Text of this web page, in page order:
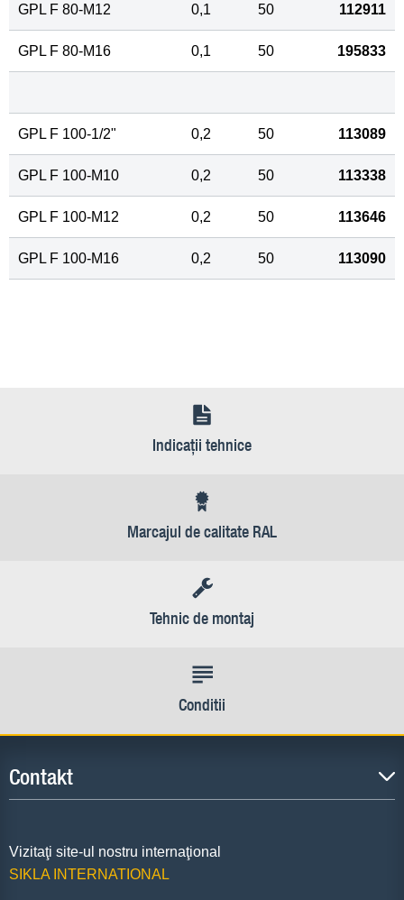
GPL F 80-M12 0,1 50 112911
GPL F 80-M16 0,1 50 195833
GPL F 100-1/2" 0,2 50 113089
GPL F 100-M10 0,2 50 113338
GPL F 100-M12 0,2 50 113646
GPL F 100-M16 0,2 50 113090
Indicaţii tehnice
Marcajul de calitate RAL
Tehnic de montaj
Conditii
Contakt
Vizitaţi site-ul nostru internaţional
SIKLA INTERNATIONAL